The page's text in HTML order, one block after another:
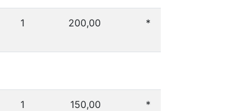
1 200,00 *
1 150,00 *